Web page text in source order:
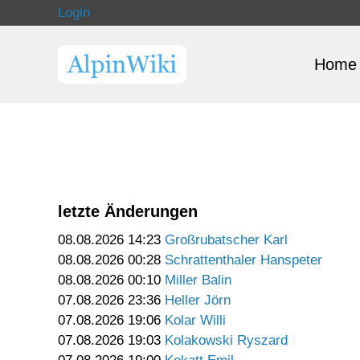
Login
Home
letzte Änderungen
08.08.2026 14:23 Großrubatscher Karl
08.08.2026 00:28 Schrattenthaler Hanspeter
08.08.2026 00:10 Miller Balin
07.08.2026 23:36 Heller Jörn
07.08.2026 19:06 Kolar Willi
07.08.2026 19:03 Kolakowski Ryszard